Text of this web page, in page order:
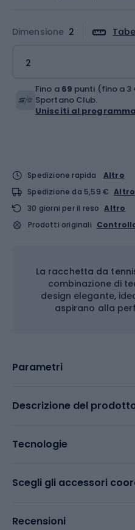
Dimensione 2
2
Fino a 69 punti (fino a 3
Sportano Club.
Unisciti al
Spedizione rapida
Altro
Spedizione da 5,59 € Altro
30 giorni per il reso Altro
Prodotti originali
La racchetta da
combinazione di
design elegante,
aspirano alla
Parametri
Descrizione del
Tecnologie
Scegli gli accessori
Recensioni